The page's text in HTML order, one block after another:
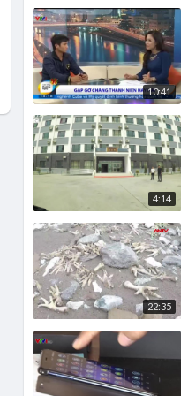
10:41
4:14
22:35